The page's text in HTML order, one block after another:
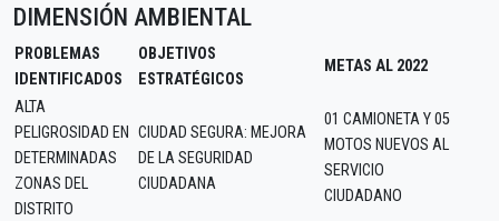
DIMENSIÓN AMBIENTAL
PROBLEMAS
IDENTIFICADOS
OBJETIVOS
ESTRATÉGICOS
METAS AL 2022
ALTA
PELIGROSIDAD EN
DETERMINADAS
ZONAS DEL
DISTRITO
CIUDAD SEGURA: MEJORA
DE LA SEGURIDAD
CIUDADANA
01 CAMIONETA Y 05
MOTOS NUEVOS AL
SERVICIO
CIUDADANO